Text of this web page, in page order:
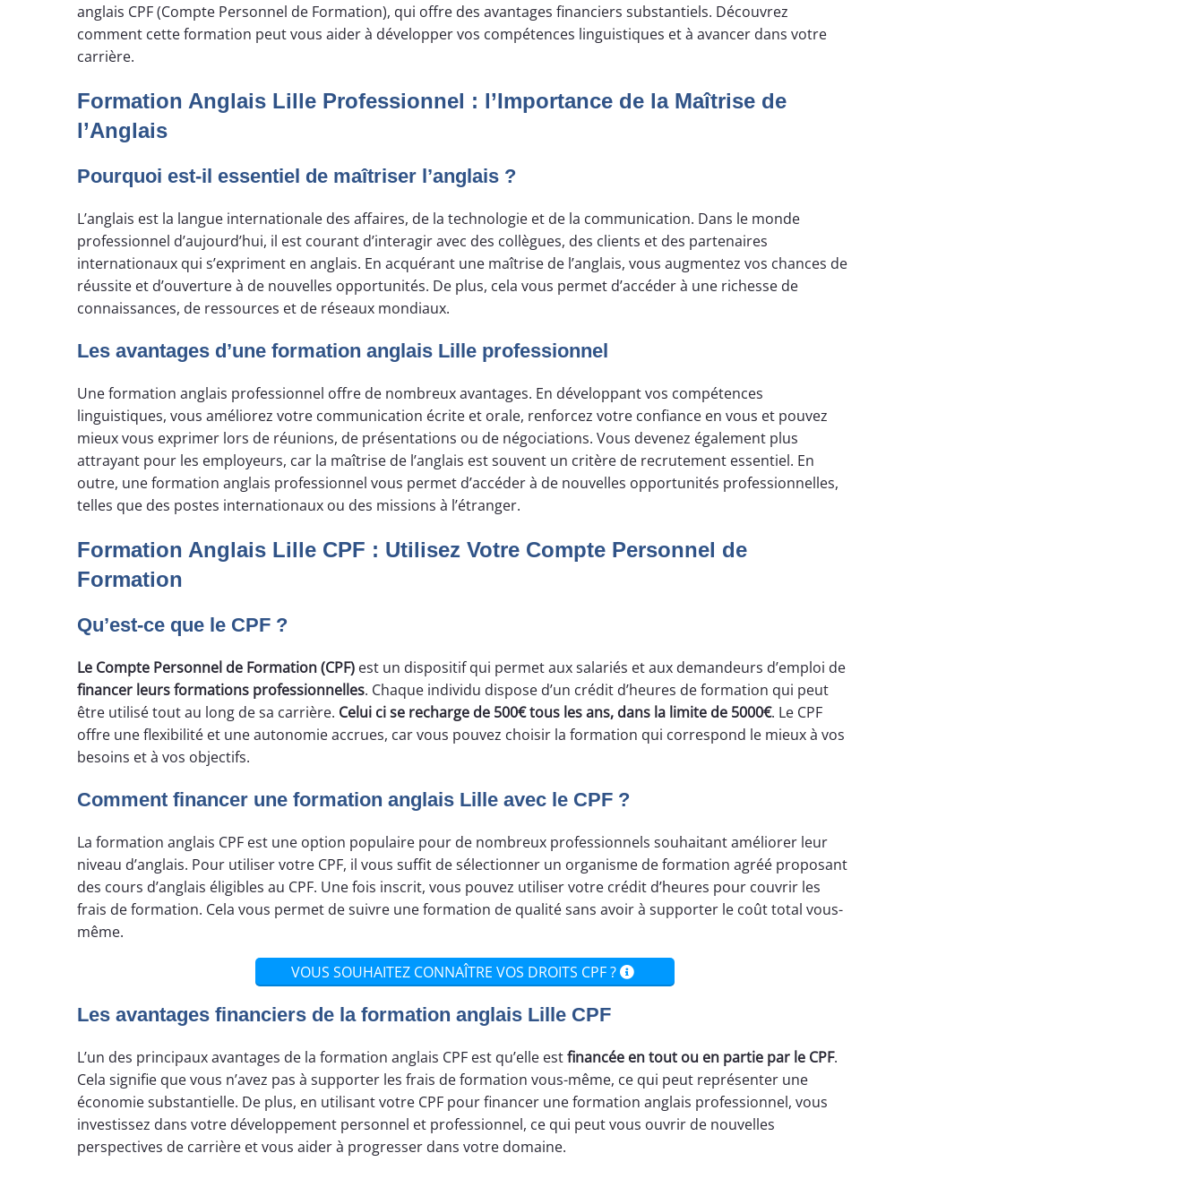
anglais CPF (Compte Personnel de Formation), qui offre des avantages financiers substantiels. Découvrez
comment cette formation peut vous aider à développer vos compétences linguistiques et à avancer dans votre
carrière.
Formation Anglais Lille Professionnel : l’Importance de la Maîtrise de
l’Anglais
Pourquoi est-il essentiel de maîtriser l’anglais ?
L’anglais est la langue internationale des affaires, de la technologie et de la communication. Dans le monde
professionnel d’aujourd’hui, il est courant d’interagir avec des collègues, des clients et des partenaires
internationaux qui s’expriment en anglais. En acquérant une maîtrise de l’anglais, vous augmentez vos chances de
réussite et d’ouverture à de nouvelles opportunités. De plus, cela vous permet d’accéder à une richesse de
connaissances, de ressources et de réseaux mondiaux.
Les avantages d’une formation anglais Lille professionnel
Une formation anglais professionnel offre de nombreux avantages. En développant vos compétences
linguistiques, vous améliorez votre communication écrite et orale, renforcez votre confiance en vous et pouvez
mieux vous exprimer lors de réunions, de présentations ou de négociations. Vous devenez également plus
attrayant pour les employeurs, car la maîtrise de l’anglais est souvent un critère de recrutement essentiel. En
outre, une formation anglais professionnel vous permet d’accéder à de nouvelles opportunités professionnelles,
telles que des postes internationaux ou des missions à l’étranger.
Formation Anglais Lille CPF : Utilisez Votre Compte Personnel de
Formation
Qu’est-ce que le CPF ?
Le Compte Personnel de Formation (CPF) est un dispositif qui permet aux salariés et aux demandeurs d’emploi de
financer leurs formations professionnelles. Chaque individu dispose d’un crédit d’heures de formation qui peut
être utilisé tout au long de sa carrière. Celui ci se recharge de 500€ tous les ans, dans la limite de 5000€. Le CPF
offre une flexibilité et une autonomie accrues, car vous pouvez choisir la formation qui correspond le mieux à vos
besoins et à vos objectifs.
Comment financer une formation anglais Lille avec le CPF ?
La formation anglais CPF est une option populaire pour de nombreux professionnels souhaitant améliorer leur
niveau d’anglais. Pour utiliser votre CPF, il vous suffit de sélectionner un organisme de formation agréé proposant
des cours d’anglais éligibles au CPF. Une fois inscrit, vous pouvez utiliser votre crédit d’heures pour couvrir les
frais de formation. Cela vous permet de suivre une formation de qualité sans avoir à supporter le coût total vous-
même.
VOUS SOUHAITEZ CONNAÎTRE VOS DROITS CPF ?
Les avantages financiers de la formation anglais Lille CPF
L’un des principaux avantages de la formation anglais CPF est qu’elle estfinancée en tout ou en partie par le CPF.
Cela signifie que vous n’avez pas à supporter les frais de formation vous-même, ce qui peut représenter une
économie substantielle. De plus, en utilisant votre CPF pour financer une formation anglais professionnel, vous
investissez dans votre développement personnel et professionnel, ce qui peut vous ouvrir de nouvelles
perspectives de carrière et vous aider à progresser dans votre domaine.